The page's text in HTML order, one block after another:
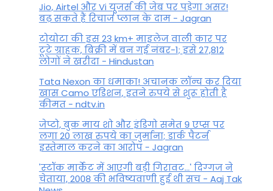
आज का राशिफल 13 अक्टूबर 2024
– अपनी क्षमता को उजागर करें
By October 12, 2024
Jio, Airtel और Vi यूजर्स की जेब पर पड़ेगा असर!
बढ़ सकते हैं रिचार्ज प्लान के दाम - Jagran
टोयोटा की इस 23 km+ माइलेज वाली कार पर
टूटे ग्राहक, बिक्री में बन गई नंबर-1; इसे 27,812
लोगों ने खरीदा - Hindustan
Tata Nexon का धमाका! अचानक लॉन्च कर दिया
खास Camo एडिशन, इतने रुपये से शुरू होती है
कीमत - ndtv.in
जेप्टो, बुक माय शो और इंडिगो समेत 9 एप्स पर
लगा 20 लाख रुपये का जुर्माना; डार्क पैटर्न
इस्तेमाल करने का आरोप - Jagran
'स्‍टॉक मार्केट में आएगी बड़ी गिरावट...' दिग्‍गज ने
चेताया, 2008 की भविष्यवाणी हुई थी सच - Aaj Tak